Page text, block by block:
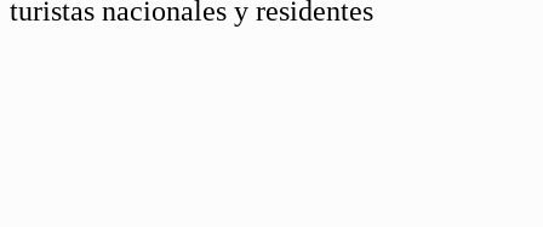
turistas nacionales y residentes